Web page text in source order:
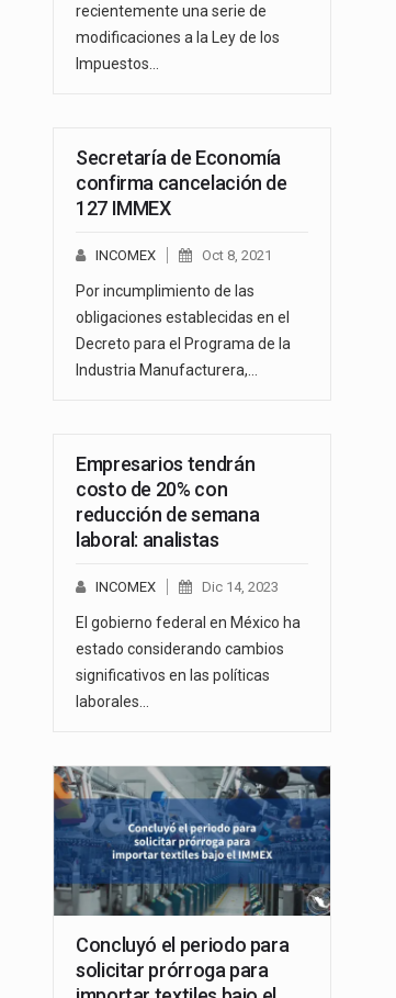
recientemente una serie de
modificaciones a la Ley de los
Impuestos…
Secretaría de Economía
confirma cancelación de
127 IMMEX
INCOMEX Oct 8, 2021
Por incumplimiento de las
obligaciones establecidas en el
Decreto para el Programa de la
Industria Manufacturera,…
Empresarios tendrán
costo de 20% con
reducción de semana
laboral: analistas
INCOMEX Dic 14, 2023
El gobierno federal en México ha
estado considerando cambios
significativos en las políticas
laborales…
Concluyó el periodo para
solicitar prórroga para